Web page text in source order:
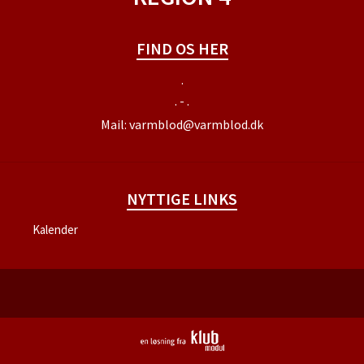
FIND OS HER
.
. - .
Mail: varmblod@varmblod.dk
NYTTIGE LINKS
Kalender